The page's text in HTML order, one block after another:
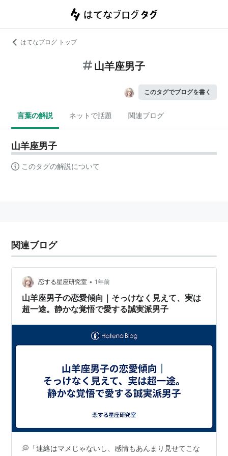
はてなブログ トップ
山羊座男子
このタグでブログを書く
言葉の解説 ネットで話題 関連ブログ
山羊座男子
このタグの解説について
関連ブログ
恋する星座研究室 • 1年前
山羊座男子の恋愛傾向｜そっけなく見えて、実は
超一途。静かな覚悟で愛する誠実派男子
💭「連絡はマメじゃないし、感情もあんまり見せてこな